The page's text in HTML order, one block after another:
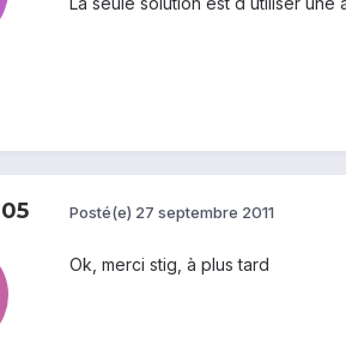
Posté(e) 27 septembre 2011
Ok, merci stig, à plus tard